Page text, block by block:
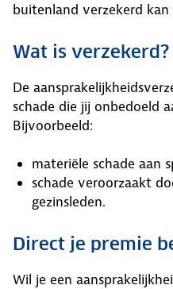
buitenland verzekerd kan
Wat is verzekerd?
De
schade die jij onbedoeld
Bijvoorbeeld:
materiële schade aan
schade veroorzaakt
gezinsleden.
Direct je premie
Wil je een